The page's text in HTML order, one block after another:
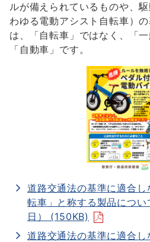
ルが備えられているものや、
わゆる電動アシスト自転車）
は、「自転車」ではなく、「
「自動車」です。
道路交通法の基準に適合
転車」と称する製品につ
日） (150KB)
道路交通法の基準に適合